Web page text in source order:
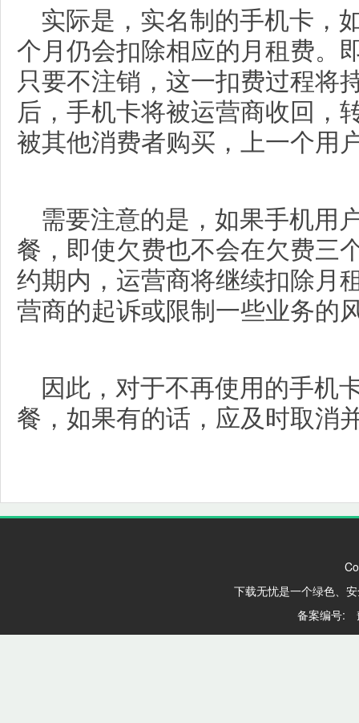
实际是，实名制的手机卡，
个月仍会扣除相应的月租费。
只要不注销，这一扣费过程将
后，手机卡将被运营商收回，
被其他消费者购买，上一个用
需要注意的是，如果手机用
餐，即使欠费也不会在欠费三
约期内，运营商将继续扣除月
营商的起诉或限制一些业务的
因此，对于不再使用的手机
餐，如果有的话，应及时取消
下载无忧是一个绿色、
备案编号: